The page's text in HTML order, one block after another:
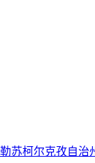
苏柯尔克孜自治